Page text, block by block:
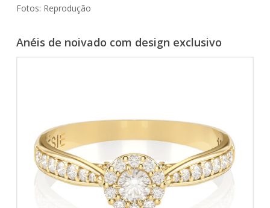
Fotos: Reprodução
Anéis de noivado com design exclusivo